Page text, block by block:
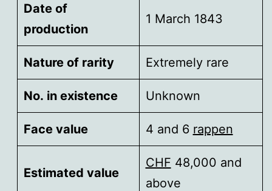
Date of
production
1 March 1843
Nature of rarity Extremely rare
No. in existence Unknown
Face value 4 and 6 rappen
Estimated value
CHF 48,000 and
above